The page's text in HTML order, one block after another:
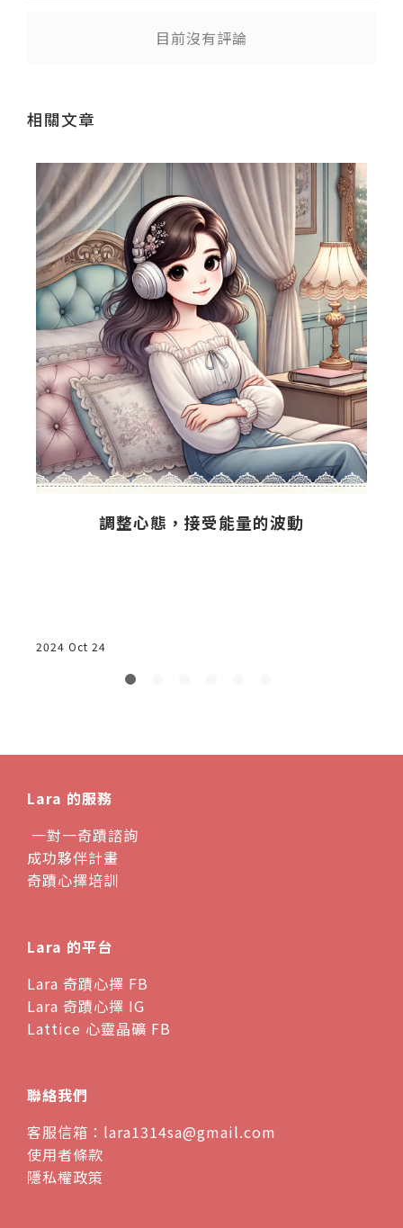
目前沒有評論
相關文章
調整心態，接受能量的波動
2024 Oct 24
Lara 的服務
一對一奇蹟諮詢
成功夥伴計畫
奇蹟心擇培訓
Lara 的平台
Lara 奇蹟心擇 FB
Lara 奇蹟心擇 IG
Lattice 心靈晶礦 FB
聯絡我們
客服信箱：lara1314sa@gmail.com
使用者條款
隱私權政策